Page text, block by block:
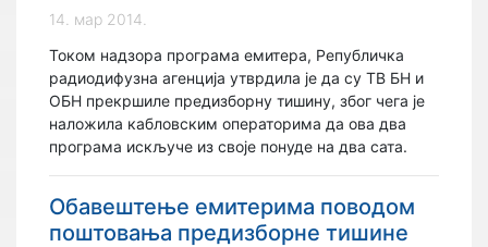
14. мар 2014.
Током надзора програма емитера, Републичка
радиодифузна агенција утврдила је да су ТВ БН и
ОБН прекршиле предизборну тишину, због чега је
наложила кабловским операторима да ова два
програма искључе из своје понуде на два сата.
Обавештење емитерима поводом
поштовања предизборне тишине